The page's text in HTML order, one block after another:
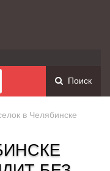
Поиск
в Челябинске